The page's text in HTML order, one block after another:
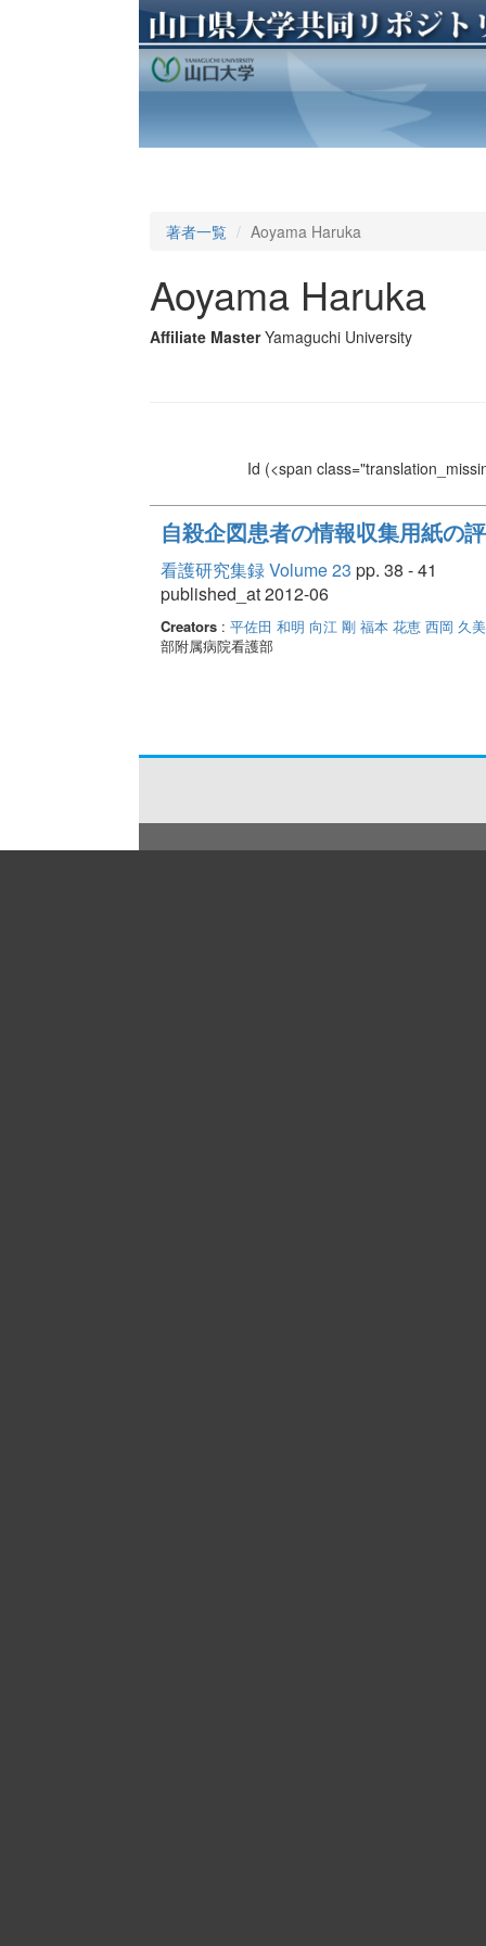
著者一覧 Aoyama Haruka
Aoyama Haruka
Affiliate Master Yamaguchi University
Id (<span
自殺企図患者の情報収集用紙の
看護研究集録 Volume 23 pp. 38 - 41
published_at 2012-06
Creators: 平佐田 和明 向江 剛 福本 花恵 西岡 久
部附属病院看護部